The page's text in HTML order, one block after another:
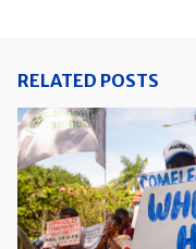
RELATED POSTS